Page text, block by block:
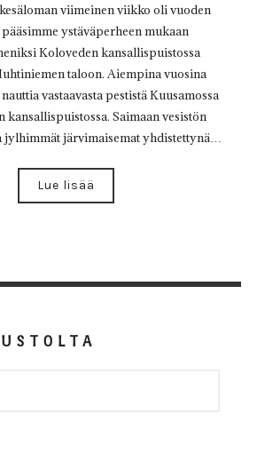
viimeinen viikko oli vuoden
ystäväperheen mukaan
Koloveden kansallispuistossa
taloon. Aiempina vuosina
vastaavasta pestistä Kuusamossa
kansallispuistossa. Saimaan vesistön
jylhimmät järvimaisemat yhdistettynä…
Lue lisää